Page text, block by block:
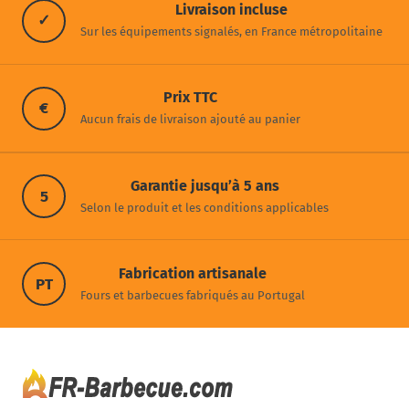
✓
Livraison incluse
Sur les équipements signalés, en France métropolitaine
€
Prix TTC
Aucun frais de livraison ajouté au panier
5
Garantie jusqu’à 5 ans
Selon le produit et les conditions applicables
PT
Fabrication artisanale
Fours et barbecues fabriqués au Portugal